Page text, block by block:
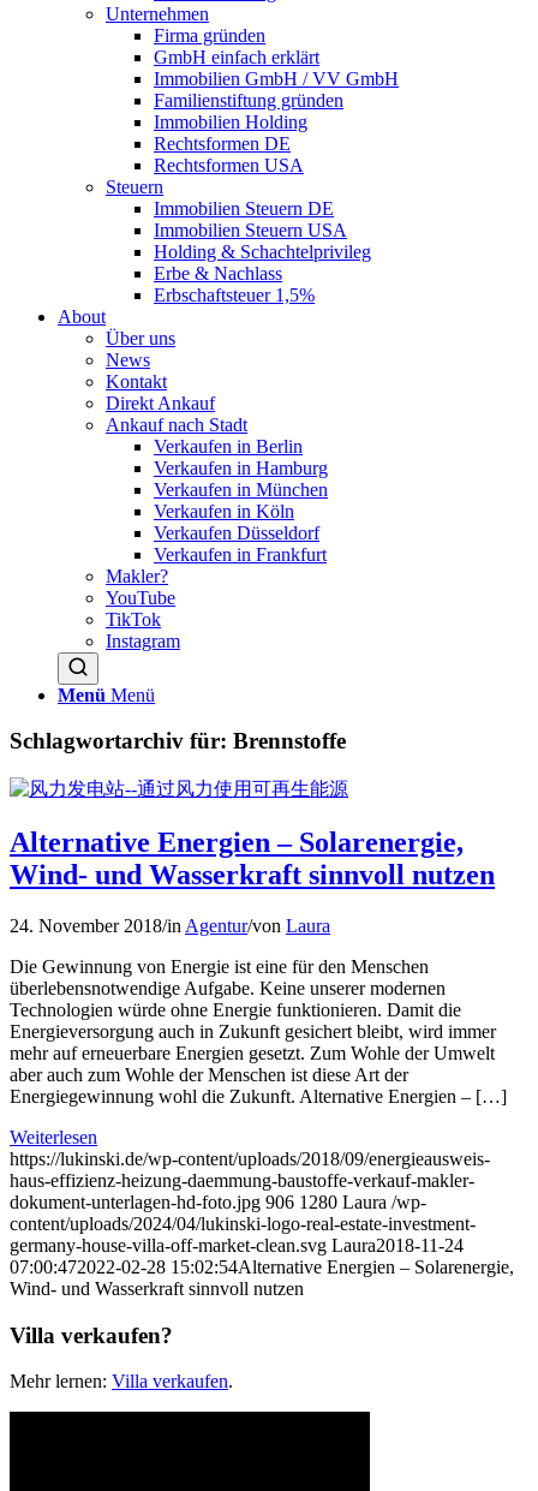
Unternehmen
Firma gründen
GmbH einfach erklärt
Immobilien GmbH / VV GmbH
Familienstiftung gründen
Immobilien Holding
Rechtsformen DE
Rechtsformen USA
Steuern
Immobilien Steuern DE
Immobilien Steuern USA
Holding & Schachtelprivileg
Erbe & Nachlass
Erbschaftsteuer 1,5%
About
Über uns
News
Kontakt
Direkt Ankauf
Ankauf nach Stadt
Verkaufen in Berlin
Verkaufen in Hamburg
Verkaufen in München
Verkaufen in Köln
Verkaufen Düsseldorf
Verkaufen in Frankfurt
Makler?
YouTube
TikTok
Instagram
Menü Menü
Schlagwortarchiv für: Brennstoffe
Alternative Energien – Solarenergie,
Wind- und Wasserkraft sinnvoll nutzen
24. November 2018/in Agentur/von Laura
Die Gewinnung von Energie ist eine für den Menschen
überlebensnotwendige Aufgabe. Keine unserer modernen
Technologien würde ohne Energie funktionieren. Damit die
Energieversorgung auch in Zukunft gesichert bleibt, wird immer
mehr auf erneuerbare Energien gesetzt. Zum Wohle der Umwelt
aber auch zum Wohle der Menschen ist diese Art der
Energiegewinnung wohl die Zukunft. Alternative Energien – […]
Weiterlesen
https://lukinski.de/wp-content/uploads/2018/09/energieausweis-
haus-effizienz-heizung-daemmung-baustoffe-verkauf-makler-
dokument-unterlagen-hd-foto.jpg 906 1280 Laura /wp-
content/uploads/2024/04/lukinski-logo-real-estate-investment-
germany-house-villa-off-market-clean.svg Laura2018-11-24
07:00:472022-02-28 15:02:54Alternative Energien – Solarenergie,
Wind- und Wasserkraft sinnvoll nutzen
Villa verkaufen?
Mehr lernen: Villa verkaufen.